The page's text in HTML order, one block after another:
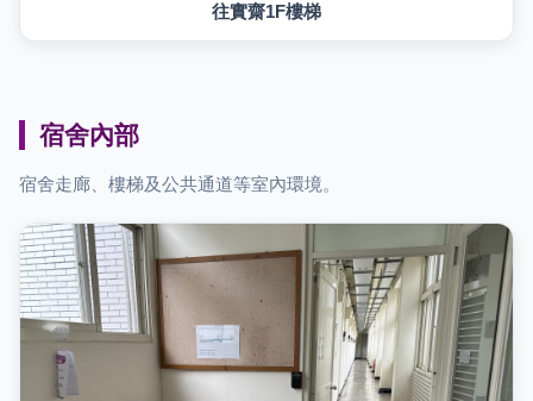
往實齋1F樓梯
宿舍內部
宿舍走廊、樓梯及公共通道等室內環境。